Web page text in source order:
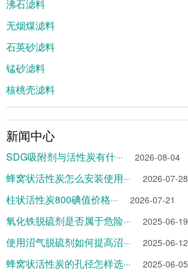
沸石滤料
无烟煤滤料
石英砂滤料
锰砂滤料
核桃壳滤料
新闻中心
SDG吸附剂与活性炭有什··· 2026-08-04
蜂窝状活性炭怎么安装使用··· 2026-07-28
柱状活性炭800碘值价格··· 2026-07-21
氧化铁脱硫剂是否属于危险··· 2025-06-19
使用沼气脱硫剂如何提高沼··· 2025-06-12
蜂窝状活性炭的孔径怎样选··· 2025-06-05